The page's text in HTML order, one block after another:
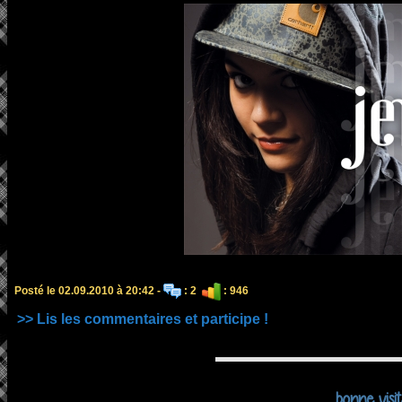
Posté le 02.09.2010 à 20:42 - : 2 : 946
>> Lis les commentaires et participe !
bonne